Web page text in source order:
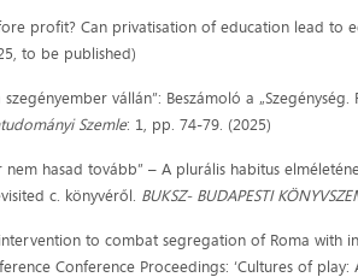
profit? Can privatisation of education lead to
to be published)
szegényember vállán”: Beszámoló a
Szemle: 1, pp. 74-79. (2025)
nem hasad tovább” – A plurális habitus
c. könyvéről. BUKSZ- BUDAPESTI
to combat segregation of Roma with
Conference Proceedings: ‘Cultures of play: